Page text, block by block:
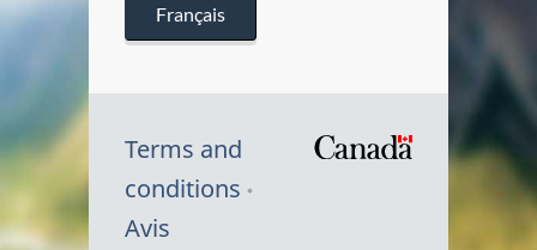
Français
Terms and
conditions
Avis